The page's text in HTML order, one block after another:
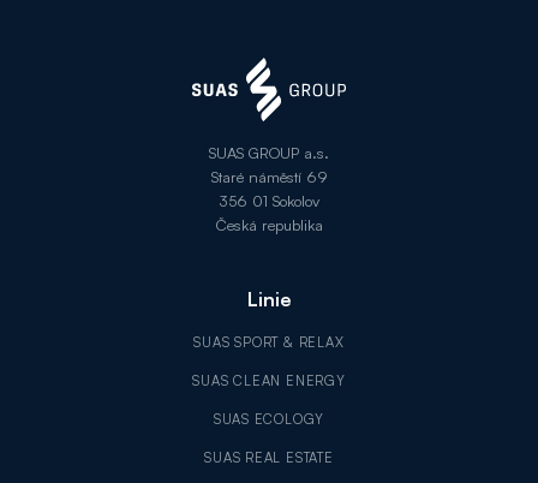
SUAS GROUP a.s.
Staré náměstí 69
356 01 Sokolov
Česká republika
Linie
SUAS SPORT & RELAX
SUAS CLEAN ENERGY
SUAS ECOLOGY
SUAS REAL ESTATE